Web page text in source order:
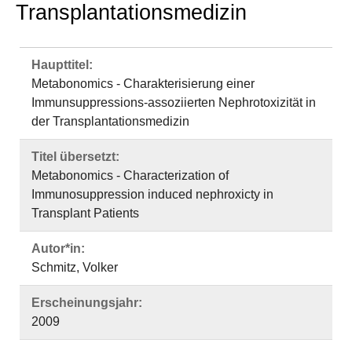
Transplantationsmedizin
Haupttitel:
Metabonomics - Charakterisierung einer
Immunsuppressions-assoziierten Nephrotoxizität in
der Transplantationsmedizin
Titel übersetzt:
Metabonomics - Characterization of
Immunosuppression induced nephroxicty in
Transplant Patients
Autor*in:
Schmitz, Volker
Erscheinungsjahr:
2009